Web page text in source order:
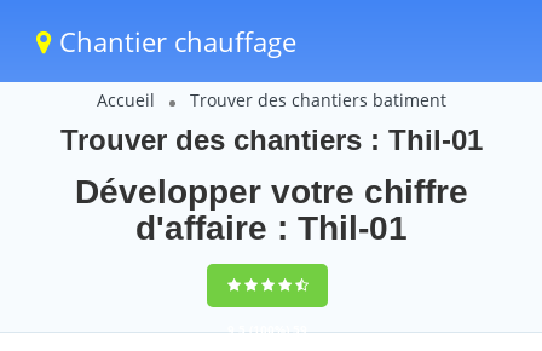
Chantier chauffage
Accueil Trouver des chantiers batiment
Trouver des chantiers : Thil-01
Développer votre chiffre
d'affaire : Thil-01
9,5(100%)59